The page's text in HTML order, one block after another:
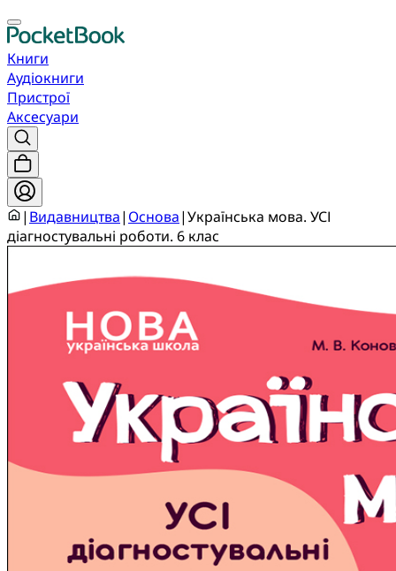
Книги
Аудіокниги
Пристрої
Аксесуари
| Видавництва| Основа|Українська мова. УСІ
діагностувальні роботи. 6 клас